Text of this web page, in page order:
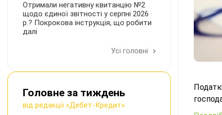
Отримали негативну квитанцію №2
щодо єдиної звітності у серпні 2026
р.? Покрокова інструкція, що робити
далі
Усі головні
Головне за тиждень
від редакції «Дебет-Кредит»